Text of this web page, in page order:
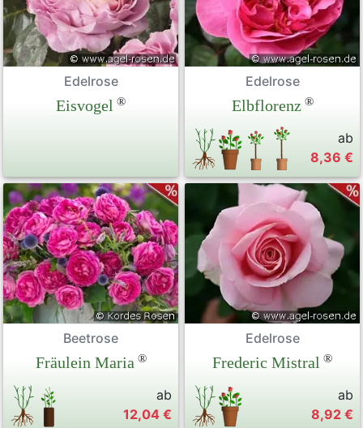
Edelrose
Eisvogel ®
Edelrose
Elbflorenz ®
ab
8,36 €
Beetrose
Fräulein Maria ®
ab
12,04 €
Edelrose
Frederic Mistral ®
ab
8,92 €